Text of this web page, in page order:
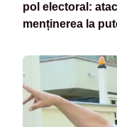
pol electoral:
menținerea la